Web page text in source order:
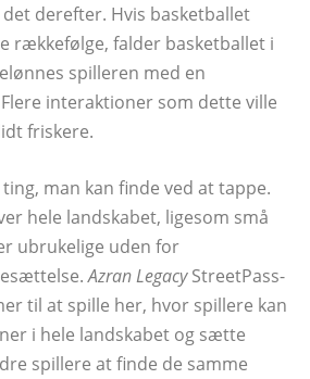
derefter. Hvis basketballet
rækkefølge, falder basketballet i
spilleren med en
interaktioner som dette ville
friskere.
man kan finde ved at tappe.
hele landskabet, ligesom små
ubrukelige uden for
Azran LegacyStreetPass-
til at spille her, hvor spillere kan
i hele landskabet og sætte
spillere at finde de samme